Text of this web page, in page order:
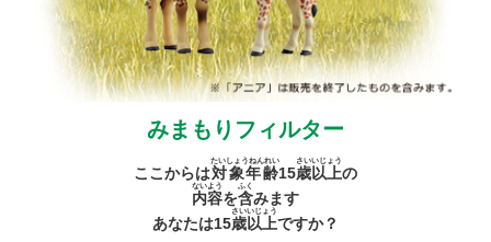
みまもりフィルター
ここからは対象年齢
たいしょうねんれい
15歳
さい
以上
いじょう
の
内容
ないよう
を含
ふく
みます
あなたは15歳
さい
以上
いじょう
ですか？